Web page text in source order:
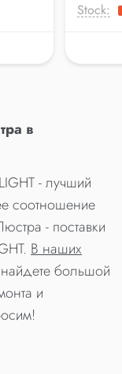
Stock:
в
- лучший
соотношение
- поставки
В наших
большой
и